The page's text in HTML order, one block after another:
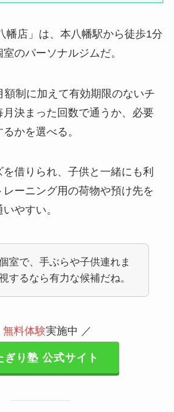
幡店」は、本八幡駅から徒歩1分
のパーソナルジムだ。
額制に加えて有効期限のないチ
決まった回数で通うか、必要
かを選べる。
借りられ、子供と一緒にも利
ーニング用の荷物や預け先を
やすい。
室で、手ぶらや子供連れま
するなら有力な候補だね。
無料体験実施中 ／
ぎり塾 公式サイト